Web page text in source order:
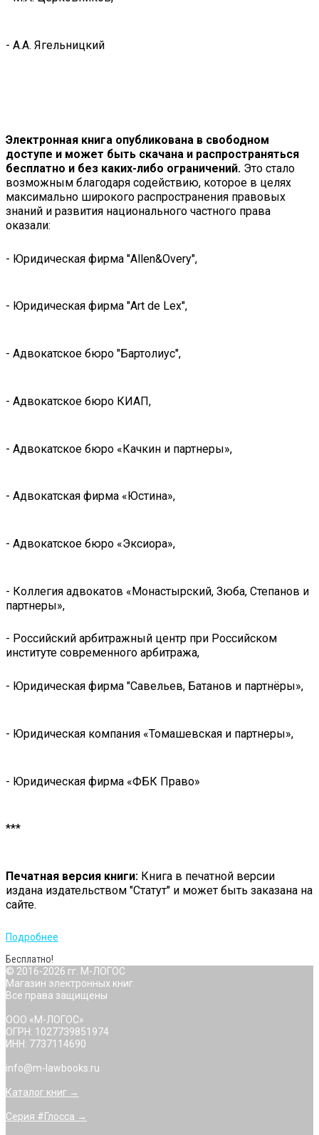
- А.А. Ягельницкий
Электронная книга опубликована в свободном
доступе и может быть скачана и распространяться
бесплатно и без каких-либо ограничений. Это стало
возможным благодаря содействию, которое в целях
максимально широкого распространения правовых
знаний и развития национального частного права
оказали:
- Юридическая фирма "Allen&Overy",
- Юридическая фирма "Art de Lex",
- Адвокатское бюро "Бартолиус",
- Адвокатское бюро КИАП,
- Адвокатское бюро «Качкин и партнеры»,
- Адвокатская фирма «Юстина»,
- Адвокатское бюро «Эксиора»,
- Коллегия адвокатов «Монастырский, Зюба, Степанов и
партнеры»,
- Российский арбитражный центр при Российском
институте современного арбитража,
- Юридическая фирма "Савельев, Батанов и партнёры»,
- Юридическая компания «Томашевская и партнеры»,
- Юридическая фирма «ФБК Право»
***
Печатная версия книги: Книга в печатной версии
издана издательством "Статут" и может быть заказана на
сайте.
Подробнее
Бесплатно!
© 2016-2026 гг. М-ЛОГОС
Магазин электронных книг
Все права защищены
ООО «М-ЛОГОС»
ОГРН: 1027739851974
ИНН: 7737114690
info@m-lawbooks.ru
Каталог книг →
Серия #Глосса →